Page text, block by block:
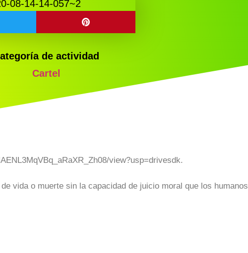
de actividad
Cartel
view?usp=drivesdk.
vida o muerte sin la capacidad de juicio moral que los humanos